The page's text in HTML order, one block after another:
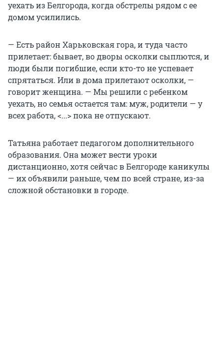
уехать из Белгорода, когда обстрелы рядом с ее
домом усилились.
— Есть район Харьковская гора, и туда часто
прилетает: бывает, во дворы осколки сыплются, и
люди были погибшие, если кто-то не успевает
спрятаться. Или в дома прилетают осколки, —
говорит женщина. — Мы решили с ребенком
уехать, но семья остается там: муж, родители — у
всех работа, <...> пока не отпускают.
Татьяна работает педагогом дополнительного
образования. Она может вести уроки
дистанционно, хотя сейчас в Белгороде каникулы
— их объявили раньше, чем по всей стране, из-за
сложной обстановки в городе.